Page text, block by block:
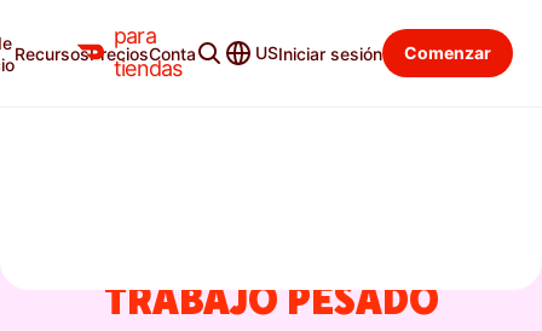
para
tiendas
RecursosPreciosContacto USIniciar sesión Comenzar
now free for 2 months.START FREE →
TRABAJO PESADO